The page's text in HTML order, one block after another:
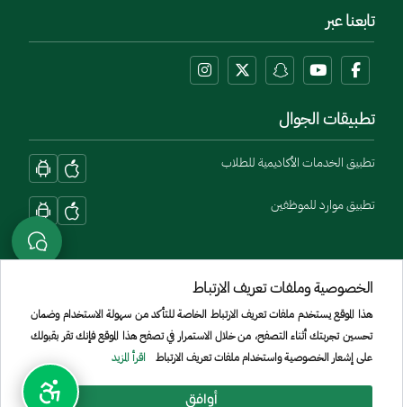
تابعنا عبر
تطبيقات الجوال
تطبيق الخدمات الأكاديمية للطلاب
تطبيق موارد للموظفين
Menu Copyright
الشروط والأحكام سياسة الخصوصيةالموقع الجغرافيخريطة الموقع
جميع الحقوق محفوظة لجامعة الأمير سطام بن عبد العزيز © 2026
الخصوصية وملفات تعريف الارتباط
هذا الموقع يستخدم ملفات تعريف الارتباط الخاصة للتأكد من سهولة الاستخدام وضمان
تحسين تجربتك أثناء التصفح، من خلال الاستمرار في تصفح هذا الموقع فإنك تقر بقبولك
على إشعار الخصوصية واستخدام ملفات تعريف الارتباط
اقرأ المزيد
أوافق